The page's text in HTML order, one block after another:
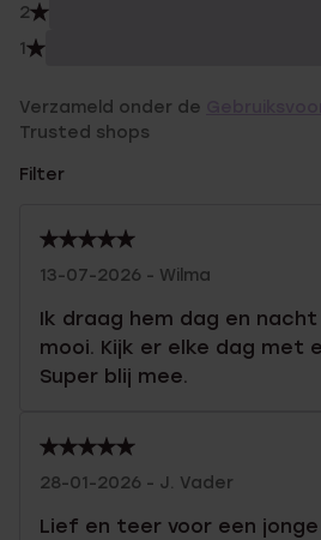
2
1
Verzameld onder de
Trusted shops
Filter
13-07-2026 - Wilma
Ik draag hem dag en nacht
mooi. Kijk er elke dag met
Super blij mee.
28-01-2026 - J. Vader
Lief en teer voor een jonge